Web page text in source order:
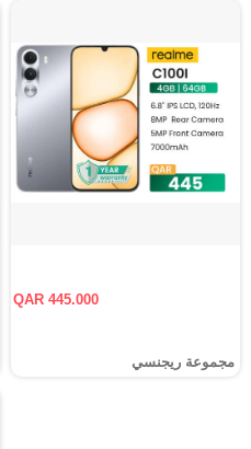
QAR 445.000
مجموعة ريجنسي